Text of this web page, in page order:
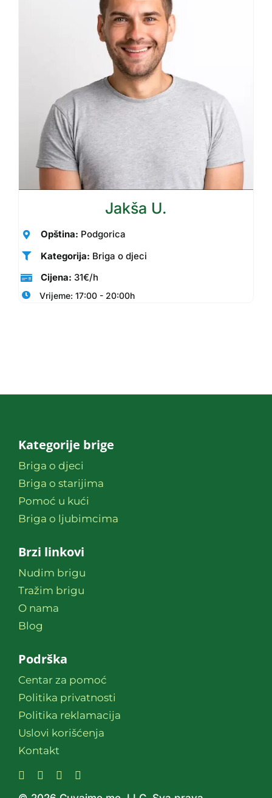
Jakša U.
Opština: Podgorica
Kategorija: Briga o djeci
Cijena: 31€/h
Vrijeme: 17:00 - 20:00h
Kategorije brige
Briga o djeci
Briga o starijima
Pomoć u kući
Briga o ljubimcima
Brzi linkovi
Nudim brigu
Tražim brigu
O nama
Blog
Podrška
Centar za pomoć
Politika privatnosti
Politika reklamacija
Uslovi korišćenja
Kontakt